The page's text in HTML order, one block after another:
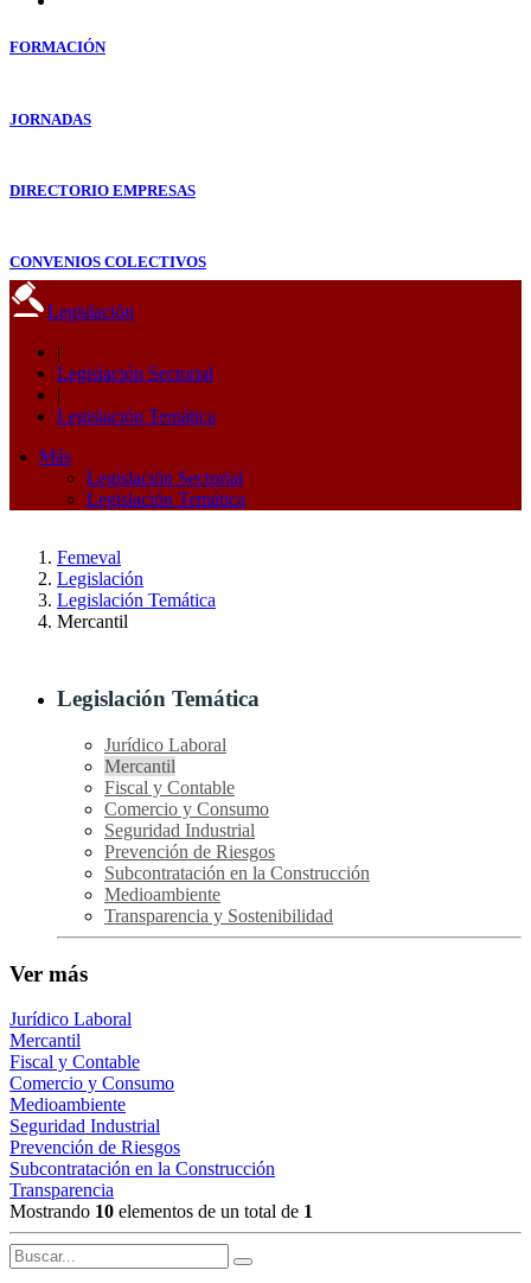
FORMACIÓN
JORNADAS
DIRECTORIO EMPRESAS
CONVENIOS COLECTIVOS
Legislación
|
Legislación Sectorial
|
Legislación Temática
Más
Legislación Sectorial
Legislación Temática
Femeval
Legislación
Legislación Temática
Mercantil
Legislación Temática
Jurídico Laboral
Mercantil
Fiscal y Contable
Comercio y Consumo
Seguridad Industrial
Prevención de Riesgos
Subcontratación en la Construcción
Medioambiente
Transparencia y Sostenibilidad
Ver más
Jurídico Laboral
Mercantil
Fiscal y Contable
Comercio y Consumo
Medioambiente
Seguridad Industrial
Prevención de Riesgos
Subcontratación en la Construcción
Transparencia
Mostrando 10 elementos de un total de 1